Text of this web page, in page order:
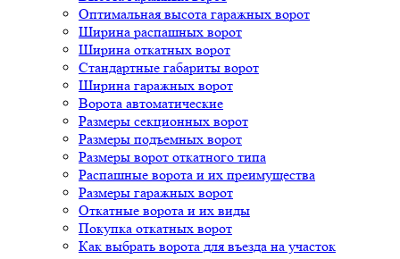
Оптимальная высота гаражных ворот
Ширина распашных ворот
Ширина откатных ворот
Стандартные габариты ворот
Ширина гаражных ворот
Ворота автоматические
Размеры секционных ворот
Размеры подъемных ворот
Размеры ворот откатного типа
Распашные ворота и их преимущества
Размеры гаражных ворот
Откатные ворота и их виды
Покупка откатных ворот
Как выбрать ворота для въезда на участок